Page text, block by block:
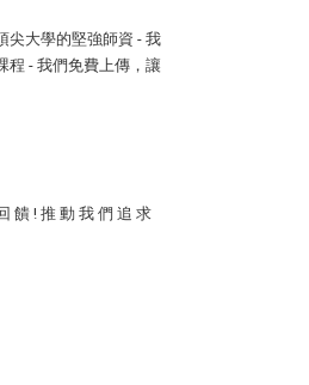
尖大學的堅強師資 - 我
程 - 我們免費上傳，讓
饋 ! 推 動 我 們 追 求